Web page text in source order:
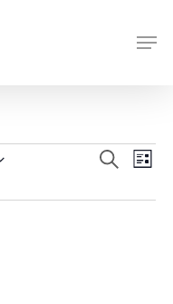
Buscar
Lista